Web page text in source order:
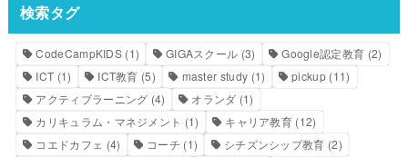
検索タグ
CodeCampKIDS (1) GIGAスクール (3) Google認定教育 (2)
ICT (1) ICT教育 (5) master study (1) pickup(11)
アクティブラーニング (4) オランダ (1)
カリキュラム・マネジメント (1) キャリア教育 (12)
コエドカフェ (4) コーチ (1) シチズンシップ教育 (2)